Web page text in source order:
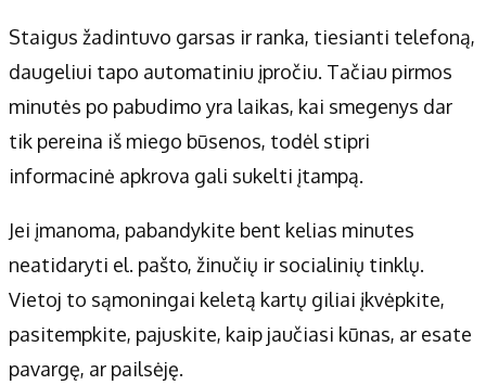
Staigus žadintuvo garsas ir ranka, tiesianti telefoną,
daugeliui tapo automatiniu įpročiu. Tačiau pirmos
minutės po pabudimo yra laikas, kai smegenys dar
tik pereina iš miego būsenos, todėl stipri
informacinė apkrova gali sukelti įtampą.
Jei įmanoma, pabandykite bent kelias minutes
neatidaryti el. pašto, žinučių ir socialinių tinklų.
Vietoj to sąmoningai keletą kartų giliai įkvėpkite,
pasitempkite, pajuskite, kaip jaučiasi kūnas, ar esate
pavargę, ar pailsėję.